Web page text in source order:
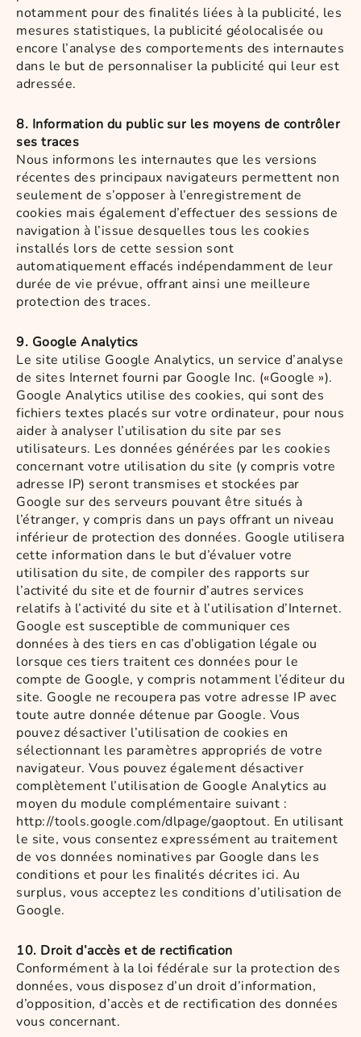
notamment pour des finalités liées à la publicité, les
mesures statistiques, la publicité géolocalisée ou
encore l’analyse des comportements des internautes
dans le but de personnaliser la publicité qui leur est
adressée.
8. Information du public sur les moyens de contrôler
ses traces
Nous informons les internautes que les versions
récentes des principaux navigateurs permettent non
seulement de s’opposer à l’enregistrement de
cookies mais également d’effectuer des sessions de
navigation à l’issue desquelles tous les cookies
installés lors de cette session sont
automatiquement effacés indépendamment de leur
durée de vie prévue, offrant ainsi une meilleure
protection des traces.
9. Google Analytics
Le site utilise Google Analytics, un service d’analyse
de sites Internet fourni par Google Inc. («Google »).
Google Analytics utilise des cookies, qui sont des
fichiers textes placés sur votre ordinateur, pour nous
aider à analyser l’utilisation du site par ses
utilisateurs. Les données générées par les cookies
concernant votre utilisation du site (y compris votre
adresse IP) seront transmises et stockées par
Google sur des serveurs pouvant être situés à
l’étranger, y compris dans un pays offrant un niveau
inférieur de protection des données. Google utilisera
cette information dans le but d’évaluer votre
utilisation du site, de compiler des rapports sur
l’activité du site et de fournir d’autres services
relatifs à l’activité du site et à l’utilisation d’Internet.
Google est susceptible de communiquer ces
données à des tiers en cas d’obligation légale ou
lorsque ces tiers traitent ces données pour le
compte de Google, y compris notamment l’éditeur du
site. Google ne recoupera pas votre adresse IP avec
toute autre donnée détenue par Google. Vous
pouvez désactiver l’utilisation de cookies en
sélectionnant les paramètres appropriés de votre
navigateur. Vous pouvez également désactiver
complètement l’utilisation de Google Analytics au
moyen du module complémentaire suivant :
http://tools.google.com/dlpage/gaoptout. En utilisant
le site, vous consentez expressément au traitement
de vos données nominatives par Google dans les
conditions et pour les finalités décrites ici. Au
surplus, vous acceptez les conditions d’utilisation de
Google.
10. Droit d’accès et de rectification
Conformément à la loi fédérale sur la protection des
données, vous disposez d’un droit d’information,
d’opposition, d’accès et de rectification des données
vous concernant.